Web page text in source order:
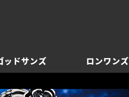
ッドサンズ ロンワンズ